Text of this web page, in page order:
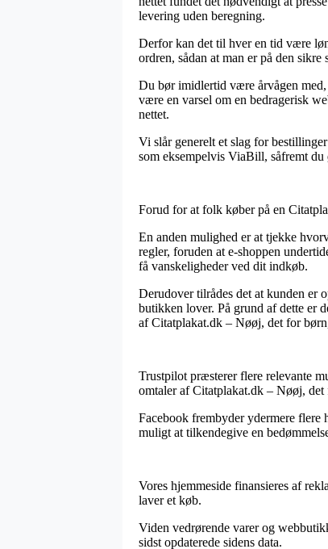
levering uden beregning.
Derfor kan det til hver en tid være
ordren, sådan at man er på den
Du bør imidlertid være årvågen
være en varsel om en bedragerisk
nettet.
Vi slår generelt et slag for
som eksempelvis ViaBill, såfremt du
Forud for at folk køber på en
En anden mulighed er at tjekke
regler, foruden at e-shoppen
få vanskeligheder ved dit indkøb.
Derudover tilrådes det at kunden er
butikken lover. På grund af dette er
af Citatplakat.dk – Nøøj, det for
Trustpilot præsterer flere relevante
omtaler af Citatplakat.dk – Nøøj,
Facebook frembyder ydermere
muligt at tilkendegive en
Vores hjemmeside finansieres af
laver et køb.
Viden vedrørende varer og
sidst opdaterede sidens data.